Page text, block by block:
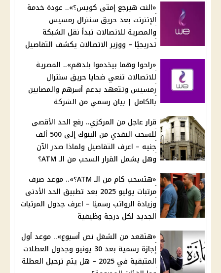
«النت هيرجع إمتى كويس؟».. عودة خدمة
الإنترنت بعد حريق سنترال رمسيس
والمصرية للاتصالات تبدأ نقل الشبكة
تدريجيًا – ووزير الاتصالات يكشف التفاصيل
«راحوا وهما بيخدموا بلدهم».. المصرية
للاتصالات تنعي ضحايا حريق سنترال
رمسيس وتتعهد بدعم أسرهم والمصابين
بالكامل | بيان رسمي من الشركة
قرار عاجل من المركزي.. رفع الحد الأقصى
للسحب النقدي من البنوك إلى 500 ألف
جنيه – اعرف التفاصيل ولماذا صدر الآن
وهل يشمل القرار السحب من الـ ATM؟
«هتسحب كام من الـ ATM؟».. موعد صرف
مرتبات يوليو 2025 بعد تطبيق الحد الأدنى
وزيادة الرواتب رسميًا – اعرف جدول المرتبات
الجديد لكل درجة وظيفية
«هتقعد من الشغل نص أسبوع».. موعد أول
إجازة رسمية بعد 30 يونيو وجدول العطلات
المتبقية في 2025 – هل يتم ترحيل العطلة